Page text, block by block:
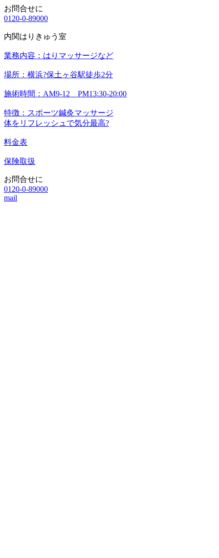
お問合せに
0120-0-89000
内関はりきゅう室
業務内容：はりマッサージなど
場所：横浜?保土ヶ谷駅徒歩2分
施術時間：AM9-12 PM13:30-20:00
特徴：スポーツ鍼灸マッサージ
体をリフレッシュで気分最高?
料金表
保険取扱
お問合せに
0120-0-89000
mail